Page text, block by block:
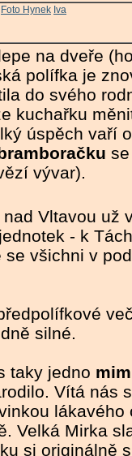
Foto Hynek Iva
na dveře
polífka je
do svého
kuchařku
úspěch vaří
vývar).
Vltavou už
- k
se všichni v
silné.
taky jedno
Vítá nás
lákavého
Velká Mirka
si originálně